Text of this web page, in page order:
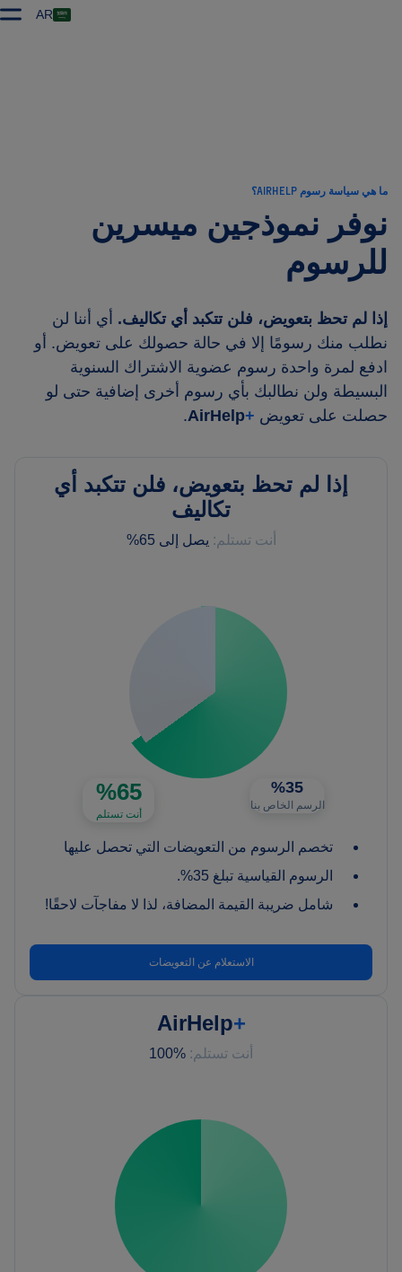
AR
ما هي سياسة رسوم AIRHELP؟
نوفر نموذجين ميسرين
للرسوم
إذا لم تحظ بتعويض، فلن تتكبد أي تكاليف. أي أننا لن
نطلب منك رسومًا إلا في حالة حصولك على تعويض. أو
ادفع لمرة واحدة رسوم عضوية الاشتراك السنوية
البسيطة ولن نطالبك بأي رسوم أخرى إضافية حتى لو
حصلت على تعويض +
AirHelp
.
إذا لم تحظ بتعويض، فلن تتكبد أي
تكاليف
أنت تستلم: يصل إلى 65%
%65
أنت تستلم
%35
الرسم الخاص بنا
تخصم الرسوم من التعويضات التي تحصل عليها
الرسوم القياسية تبلغ 35%.
شامل ضريبة القيمة المضافة، لذا لا مفاجآت لاحقًا!
الاستعلام عن التعويضات
+
AirHelp
أنت تستلم: %100